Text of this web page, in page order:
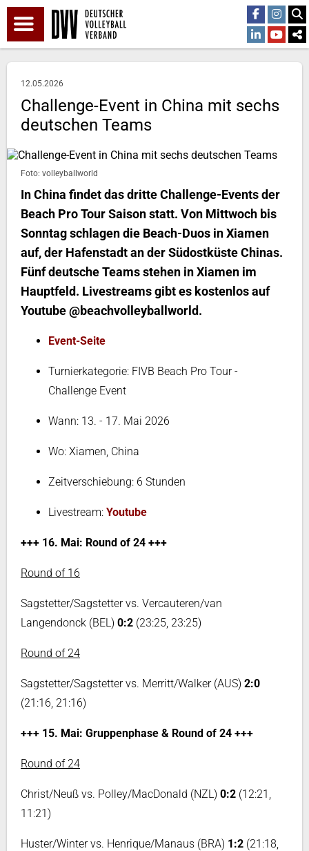
12.05.2026
Challenge-Event in China mit sechs
deutschen Teams
Foto: volleyballworld
In China findet das dritte Challenge-Events der
Beach Pro Tour Saison statt. Von Mittwoch bis
Sonntag schlagen die Beach-Duos in Xiamen
auf, der Hafenstadt an der Südostküste Chinas.
Fünf deutsche Teams stehen in Xiamen im
Hauptfeld. Livestreams gibt es kostenlos auf
Youtube @beachvolleyballworld.
Event-Seite
Turnierkategorie: FIVB Beach Pro Tour -
Challenge Event
Wann: 13. - 17. Mai 2026
Wo: Xiamen, China
Zeitverschiebung: 6 Stunden
Livestream: Youtube
+++ 16. Mai: Round of 24 +++
Round of 16
Sagstetter/Sagstetter vs. Vercauteren/van
Langendonck (BEL) 0:2 (23:25, 23:25)
Round of 24
Sagstetter/Sagstetter vs. Merritt/Walker (AUS) 2:0
(21:16, 21:16)
+++ 15. Mai: Gruppenphase & Round of 24 +++
Round of 24
Christ/Neuß vs. Polley/MacDonald (NZL) 0:2 (12:21,
11:21)
Huster/Winter vs. Henrique/Manaus (BRA) 1:2 (21:18,